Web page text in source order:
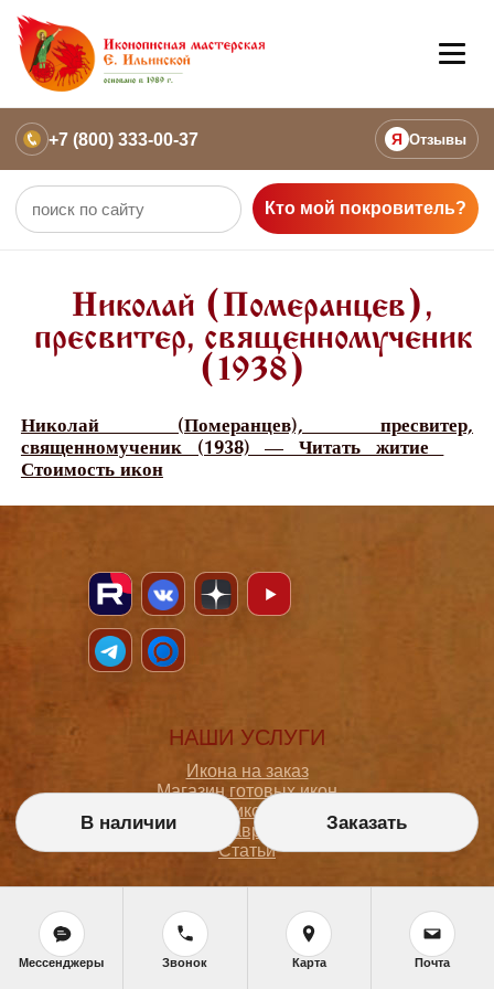
+7 (800) 333-00-37 Я Отзывы
Кто мой покровитель?
Николай (Померанцев),
пресвитер, священномученик
(1938)
Николай (Померанцев), пресвитер,
священномученик (1938) — Читать житие
Стоимость икон
НАШИ УСЛУГИ
Икона на заказ
Магазин готовых икон
Школа иконописи
Реставрация
Статьи
ПОКУПАТЕЛЮ
О мастерской
Как сделать заказ
В наличии Заказать
Мессенджеры Звонок Карта Почта